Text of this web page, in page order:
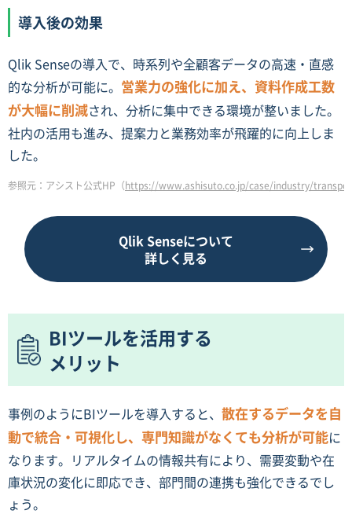
導入後の効果
Qlik Senseの導入で、時系列や全顧客データの高速・直感
的な分析が可能に。 営業力の強化に加え、資料作成工数
が大幅に削減され、分析に集中できる環境が整いました。
社内の活用も進み、提案力と業務効率が飛躍的に向上しま
した。
参照元：アシスト公式HP（https://www.ashisuto.co.jp/case/industry/
Qlik Senseについて
詳しく見る
BIツールを活用する
メリット
事例のようにBIツールを導入すると、 散在するデータを自
動で統合・可視化し、専門知識がなくても分析が可能に
なります。リアルタイムの情報共有により、需要変動や在
庫状況の変化に即応でき、部門間の連携も強化できるでし
ょう。